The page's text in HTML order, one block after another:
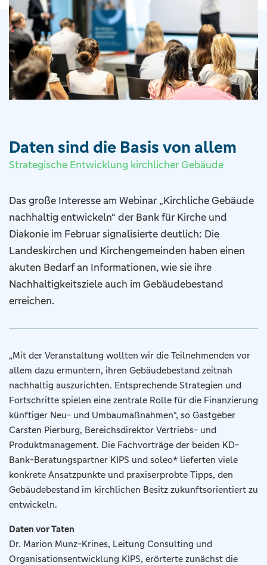
Daten sind die Basis von allem
Strategische Entwicklung kirchlicher Gebäude
Das große Interesse am Webinar „Kirchliche Gebäude
nachhaltig entwickeln“ der Bank für Kirche und
Diakonie im Februar signalisierte deutlich: Die
Landeskirchen und Kirchengemeinden haben einen
akuten Bedarf an Informationen, wie sie ihre
Nachhaltigkeitsziele auch im Gebäudebestand
erreichen.
„Mit der Veranstaltung wollten wir die Teilnehmenden vor
allem dazu ermuntern, ihren Gebäudebestand zeitnah
nachhaltig auszurichten. Entsprechende Strategien und
Fortschritte spielen eine zentrale Rolle für die Finanzierung
künftiger Neu- und Umbaumaßnahmen“, so Gastgeber
Carsten Pierburg, Bereichsdirektor Vertriebs- und
Produktmanagement. Die Fachvorträge der beiden KD-
Bank-Beratungspartner KIPS und soleo* lieferten viele
konkrete Ansatzpunkte und praxiserprobte Tipps, den
Gebäudebestand im kirchlichen Besitz zukunftsorientiert zu
entwickeln.
Daten vor Taten
Dr. Marion Munz-Krines, Leitung Consulting und
Organisationsentwicklung KIPS, erörterte zunächst die